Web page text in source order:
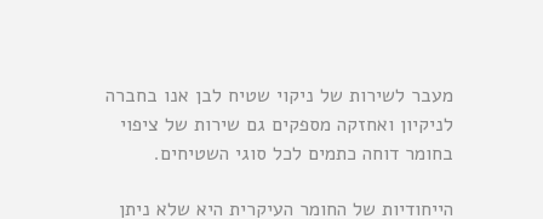
מעבר לשירות של ניקוי שטיח לבן אנו בחברה
לניקיון ואחזקה מספקים גם שירות של ציפוי
בחומר דוחה כתמים לכל סוגי השטיחים.
הייחודיות של החומר העיקרית היא שלא ניתן